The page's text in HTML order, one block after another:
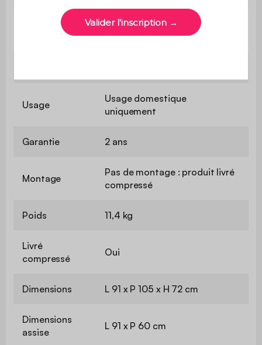
Poids max.
Usage
Usage domestique
uniquement
Garantie 2 ans
Montage
Pas de montage : produit livré
compressé
Poids 11,4 kg
Livré
compressé
Oui
Dimensions L 91 x P 105 x H 72 cm
Dimensions
assise
L 91 x P 60 cm